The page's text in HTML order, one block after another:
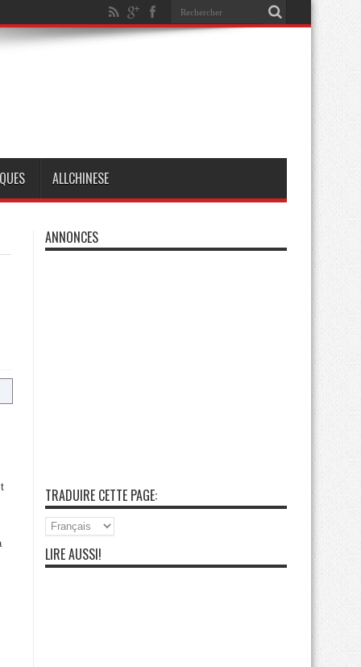
ALLCHINESE
ANNONCES
TRADUIRE CETTE PAGE:
LIRE AUSSI!